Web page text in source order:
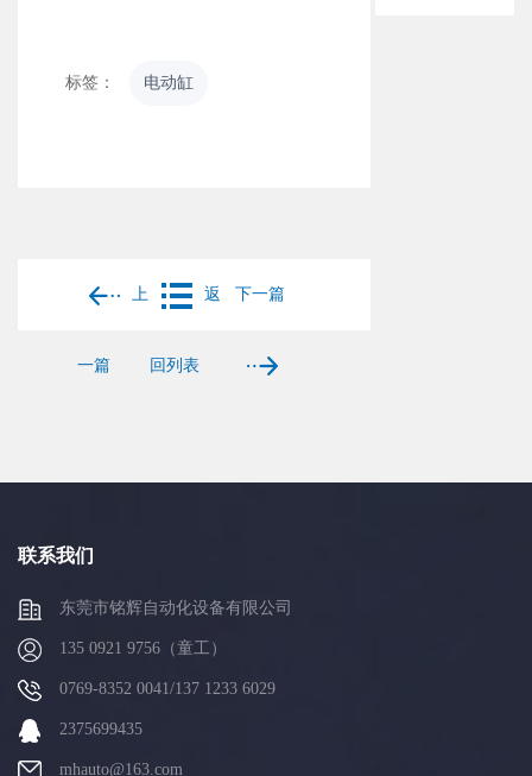
标签： 电动缸
上
一篇
返
回列表
下一篇
联系我们
东莞市铭辉自动化设备有限公司
135 0921 9756（童工）
0769-8352 0041/137 1233 6029
2375699435
mhauto@163.com